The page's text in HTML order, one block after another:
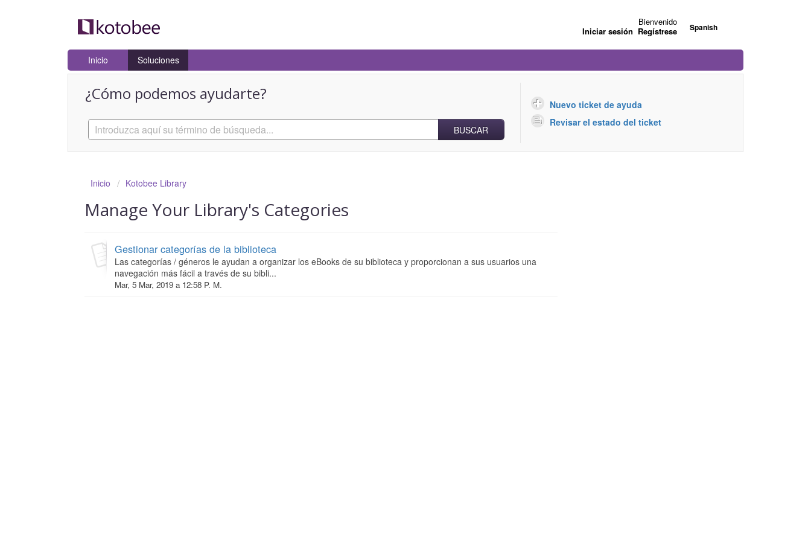
Spanish
Bienvenido
Iniciar sesión Regístrese
Inicio Soluciones
¿Cómo podemos ayudarte?
BUSCAR
Nuevo ticket de ayuda
Revisar el estado del ticket
Inicio Kotobee Library
Manage Your Library's Categories
Gestionar categorías de la biblioteca
Las categorías / géneros le ayudan a organizar los eBooks de su biblioteca y proporcionan a sus usuarios una
navegación más fácil a través de su bibli...
Mar, 5 Mar, 2019 a 12:58 P. M.